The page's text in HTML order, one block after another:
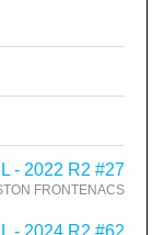
- 2022 R2 #27
FRONTENACS
- 2024 R2 #62